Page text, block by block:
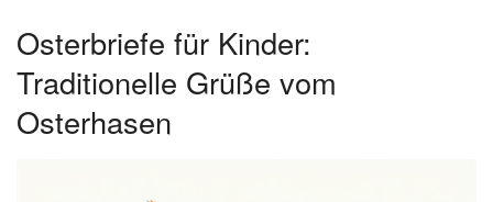
Osterbriefe für Kinder:
Traditionelle Grüße vom
Osterhasen